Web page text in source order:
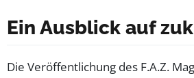
Ein Ausblick auf
Die Veröffentlichung des F.A.Z.